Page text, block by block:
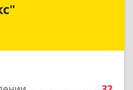
край, Лермонтов г,